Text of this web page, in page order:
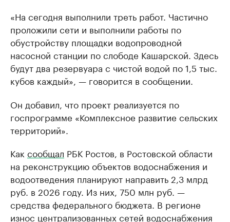
«На сегодня выполнили треть работ. Частично
проложили сети и выполнили работы по
обустройству площадки водопроводной
насосной станции по слободе Кашарской. Здесь
будут два резервуара с чистой водой по 1,5 тыс.
кубов каждый», — говорится в сообщении.
Он добавил, что проект реализуется по
госпрограмме «Комплексное развитие сельских
территорий».
Как сообщал РБК Ростов, в Ростовской области
на реконструкцию объектов водоснабжения и
водоотведения планируют направить 2,3 млрд
руб. в 2026 году. Из них, 750 млн руб. —
средства федерального бюджета. В регионе
износ централизованных сетей водоснабжения